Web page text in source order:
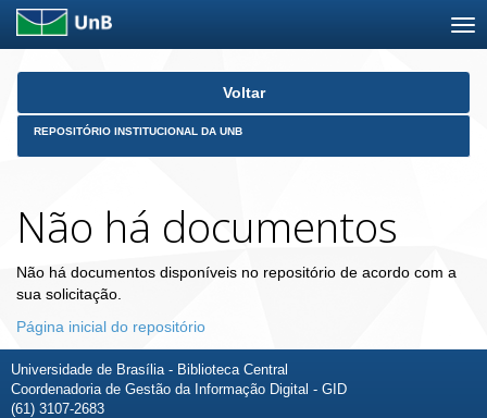
Skip
Voltar
REPOSITÓRIO INSTITUCIONAL DA UNB
Não há documentos
Não há documentos disponíveis no repositório de acordo com a
sua solicitação.
Página inicial do repositório
Universidade de Brasília - Biblioteca Central
Coordenadoria de Gestão da Informação Digital - GID
(61) 3107-2683